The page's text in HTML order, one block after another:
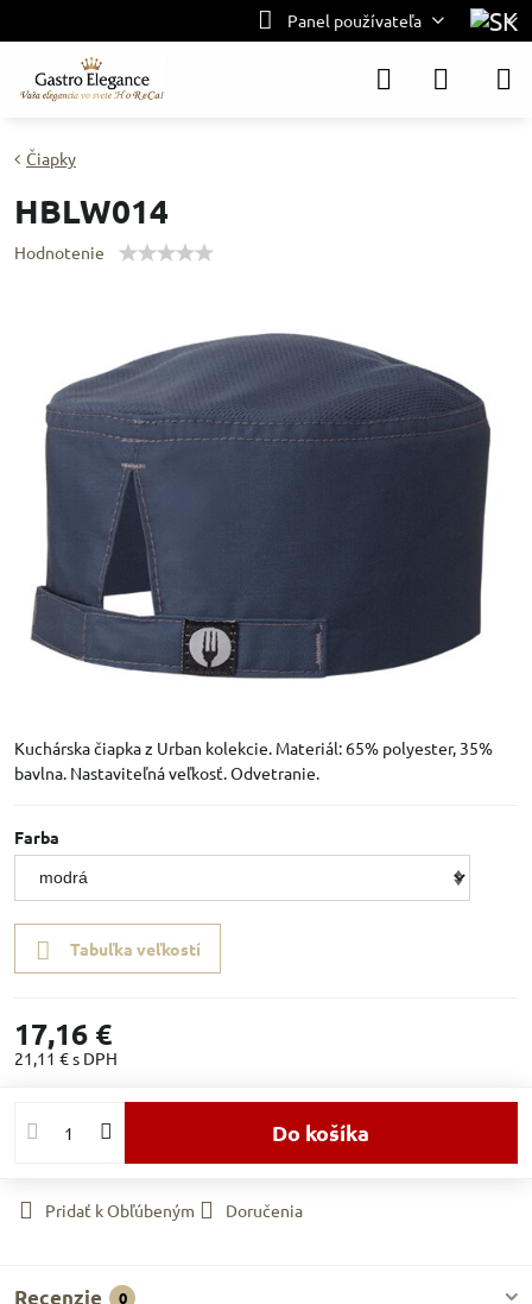
Panel používateľa
Čiapky
HBLW014
Hodnotenie
Kuchárska čiapka z Urban kolekcie. Materiál: 65% polyester, 35%
bavlna. Nastaviteľná veľkosť. Odvetranie.
Farba
Tabuľka veľkostí
17,16 €
21,11 €s DPH
Do košíka
Pridať k Obľúbeným Doručenia
Recenzie 0